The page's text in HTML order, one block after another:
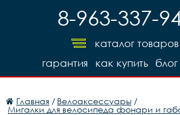
8-963-337-
каталог товаров
блог
как купить
гарантия
Главная / Велоаксессуары /
Мигалки для велосипеда фонари и